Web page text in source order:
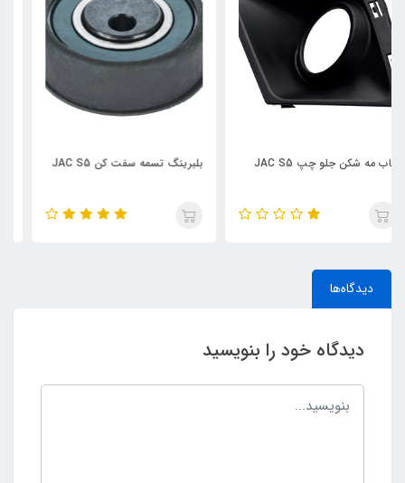
بلبرینگ تسمه سفت کن JAC S5 کشویی سپر عقب راست JAC J5
دیدگاه‌ها
دیدگاه خود را بنویسید